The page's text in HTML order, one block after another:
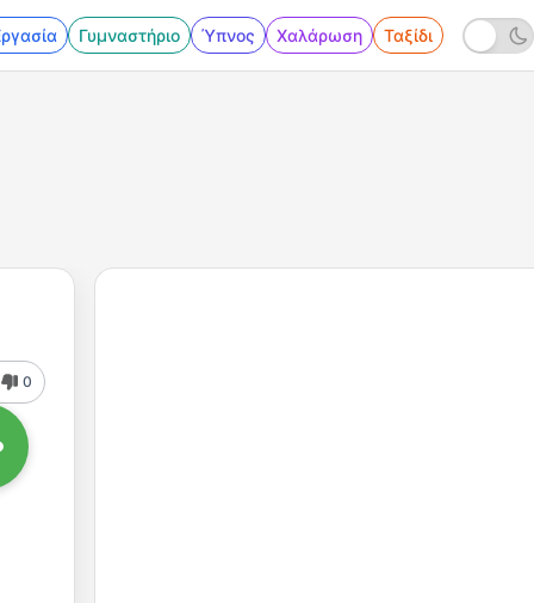
Γυμναστήριο Ύπνος Χαλάρωση Ταξίδι
0